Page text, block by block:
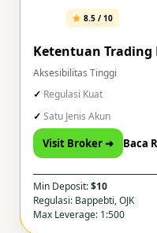
8.5 / 10
Ketentuan Trading
Aksesibilitas Tinggi
Regulasi Kuat
Satu Jenis Akun
Visit Broker ➜ Baca
Min Deposit:$10
Regulasi: Bappebti, OJK
Max Leverage: 1:500